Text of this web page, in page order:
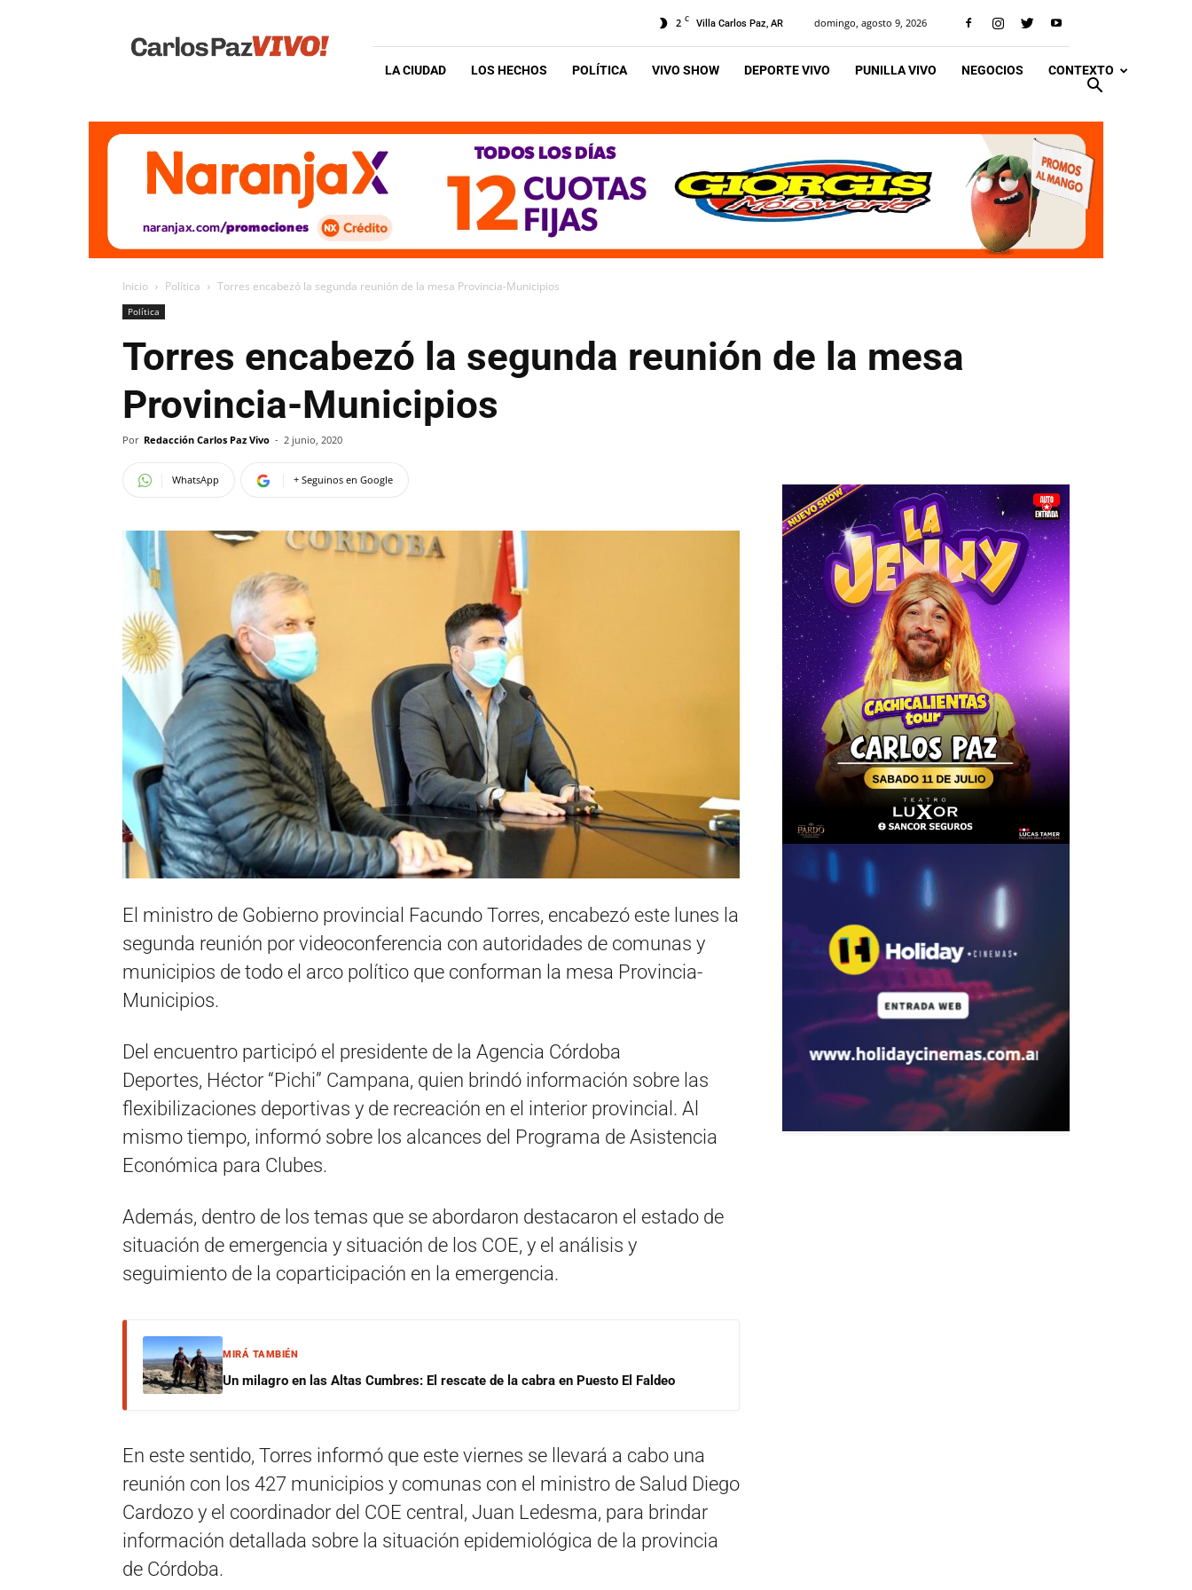
Vivo
2 C Villa Carlos Paz, AR domingo, agosto 9, 2026
LA CIUDAD LOS HECHOS POLÍTICA VIVO SHOW DEPORTE VIVO PUNILLA VIVO NEGOCIOS CONTEXTO
Inicio Política Torres encabezó la segunda reunión de la mesa Provincia-Municipios
Política
Torres encabezó la segunda reunión de la mesa
Provincia-Municipios
Por Redacción Carlos Paz Vivo - 2 junio, 2020
WhatsApp + Seguinos en Google
El ministro de Gobierno provincial Facundo Torres, encabezó este lunes la
segunda reunión por videoconferencia con autoridades de comunas y
municipios de todo el arco político que conforman la mesa Provincia-
Municipios.
Del encuentro participó el presidente de la Agencia Córdoba
Deportes, Héctor “Pichi” Campana, quien brindó información sobre las
flexibilizaciones deportivas y de recreación en el interior provincial. Al
mismo tiempo, informó sobre los alcances del Programa de Asistencia
Económica para Clubes.
Además, dentro de los temas que se abordaron destacaron el estado de
situación de emergencia y situación de los COE, y el análisis y
seguimiento de la coparticipación en la emergencia.
MIRÁ TAMBIÉN
Un milagro en las Altas Cumbres: El rescate de la cabra en Puesto El Faldeo
En este sentido, Torres informó que este viernes se llevará a cabo una
reunión con los 427 municipios y comunas con el ministro de Salud Diego
Cardozo y el coordinador del COE central, Juan Ledesma, para brindar
información detallada sobre la situación epidemiológica de la provincia
de Córdoba.